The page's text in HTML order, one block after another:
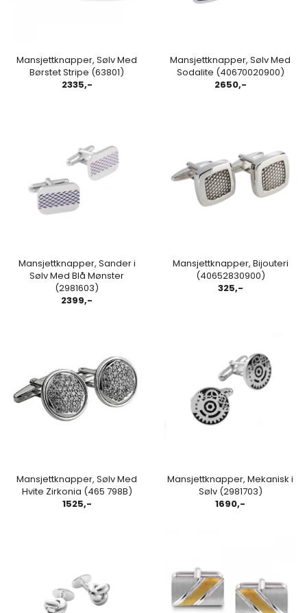
Mansjettknapper, Sølv Med
Børstet Stripe (63801)
2335,-
Mansjettknapper, Sølv Med
Sodalite (40670020900)
2650,-
Mansjettknapper, Sander i
Sølv Med Blå Mønster
(2981603)
2399,-
Mansjettknapper, Bijouteri
(40652830900)
325,-
Mansjettknapper, Sølv Med
Hvite Zirkonia (465 798B)
1525,-
Mansjettknapper, Mekanisk i
Sølv (2981703)
1690,-